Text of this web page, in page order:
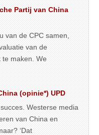
Partij van China
van de CPC samen,
van de
maken. We
(opinie*) UPD
Westerse media
van China en
‘Dat